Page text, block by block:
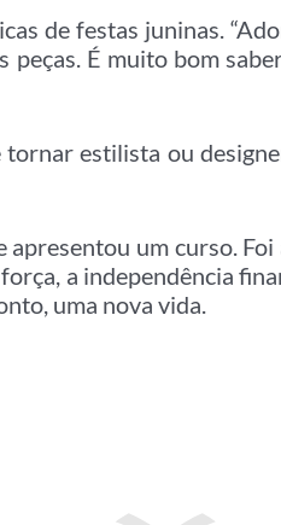
de festas juninas.
É muito bom
estilista ou
apresentou um curso.
a independência
uma nova vida.